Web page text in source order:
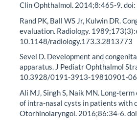
Clin Ophthalmol. 2014;8:465-9.
Rand PK, Ball WS Jr, Kulwin DR.
evaluation. Radiology.
10.1148/radiology.173.3.2813773
Sevel D. Development and
apparatus. J Pediatr Ophthalmol
10.3928/0191-3913-19810901-06
Ali MJ, Singh S, Naik MN. Long-
of intra-nasal cysts in patients with
Otorhinolaryngol. 2016;86:34-6.